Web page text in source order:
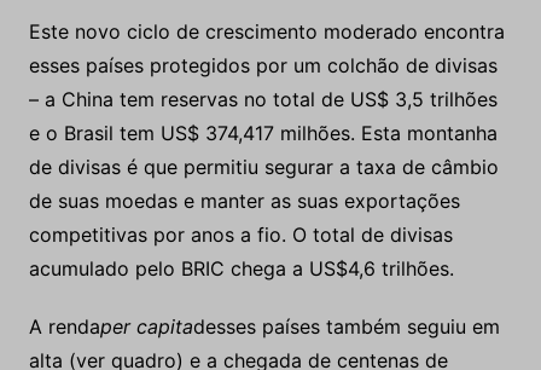
Este novo ciclo de crescimento moderado encontra
esses países protegidos por um colchão de divisas
– a China tem reservas no total de US$ 3,5 trilhões
e o Brasil tem US$ 374,417 milhões. Esta montanha
de divisas é que permitiu segurar a taxa de câmbio
de suas moedas e manter as suas exportações
competitivas por anos a fio. O total de divisas
acumulado pelo BRIC chega a US$4,6 trilhões.
A rendaper capitadesses países também seguiu em
alta (ver quadro) e a chegada de centenas de